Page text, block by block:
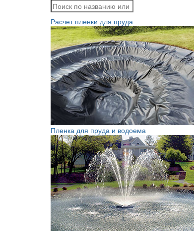
Расчет пленки для пруда
Пленка для пруда и водоема